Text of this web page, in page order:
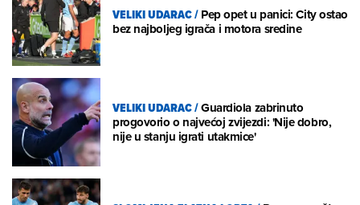
VELIKI UDARAC/Pep opet u panici: City ostao
bez najboljeg igrača i motora sredine
VELIKI UDARAC/Guardiola zabrinuto
progovorio o najvećoj zvijezdi: 'Nije dobro,
nije u stanju igrati utakmice'